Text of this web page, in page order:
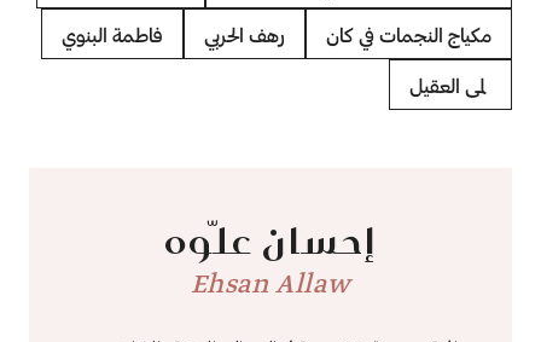
مكياج النجمات في كان رهف الحربي فاطمة البنوي
لمى العقيل
إحسان علّوه
Ehsan Allaw